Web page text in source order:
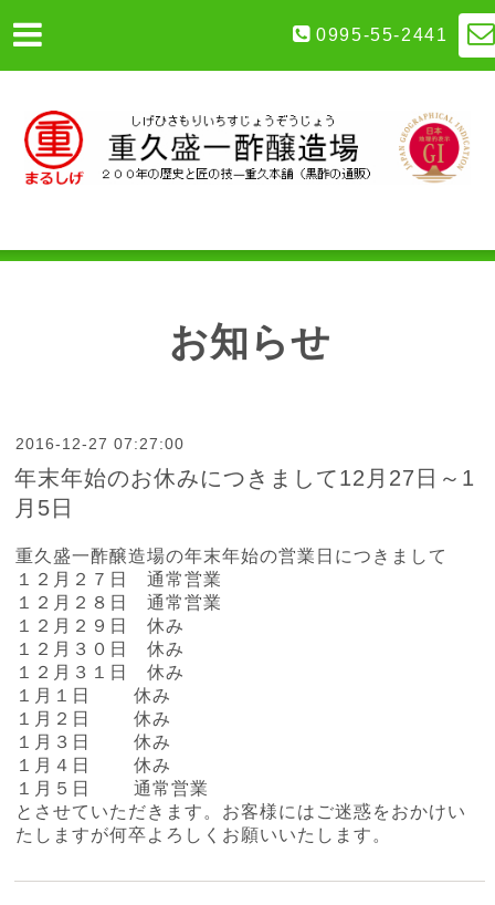
0995-55-2441
お知らせ
2016-12-27 07:27:00
年末年始のお休みにつきまして12月27日～1
月5日
重久盛一酢醸造場の年末年始の営業日につきまして
１２月２７日 通常営業
１２月２８日 通常営業
１２月２９日 休み
１２月３０日 休み
１２月３１日 休み
１月１日 休み
１月２日 休み
１月３日 休み
１月４日 休み
１月５日 通常営業
とさせていただきます。お客様にはご迷惑をおかけい
たしますが何卒よろしくお願いいたします。